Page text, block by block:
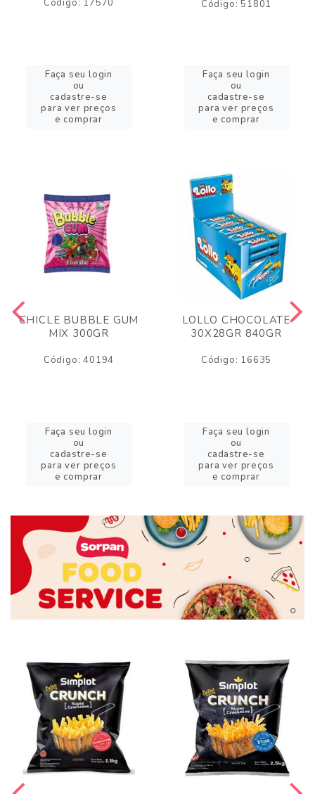
Código: 17570
Faça seu login
ou
cadastre-se
para ver preços
e comprar
Código: 51801
Faça seu login
ou
cadastre-se
para ver preços
e comprar
CHICLE BUBBLE GUM
MIX 300GR
Código: 40194
Faça seu login
ou
cadastre-se
para ver preços
e comprar
LOLLO CHOCOLATE
30X28GR 840GR
Código: 16635
Faça seu login
ou
cadastre-se
para ver preços
e comprar